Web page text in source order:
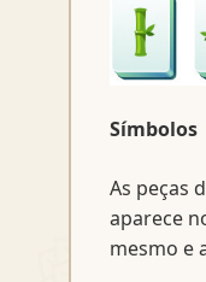
Símbolos
As peças
aparece
mesmo e